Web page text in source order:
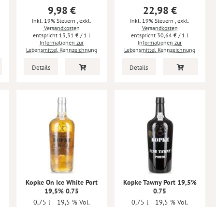
9,98 €
Inkl. 19% Steuern, exkl.
Versandkosten
13,31 € / 1 l
Informationen zur
Lebensmittel Kennzeichnung
Details
22,98 €
Inkl. 19% Steuern, exkl.
Versandkosten
30,64 € / 1 l
Informationen zur
Lebensmittel Kennzeichnung
Details
Kopke On Ice White Port
19,5% 0.75
0,75 l
19,5 % Vol.
Kopke Tawny Port 19,5%
0.75
0,75 l
19,5 % Vol.